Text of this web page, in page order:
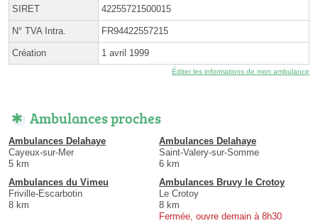
SIRET 42255721500015
N° TVA Intra. FR94422557215
Création 1 avril 1999
Éditer les informations de mon ambulance
Ambulances proches
Ambulances Delahaye
Cayeux-sur-Mer
5 km
Ambulances Delahaye
Saint-Valery-sur-Somme
6 km
Ambulances du Vimeu
Friville-Escarbotin
8 km
Ambulances Bruvy le Crotoy
Le Crotoy
8 km
Fermée, ouvre demain à 8h30